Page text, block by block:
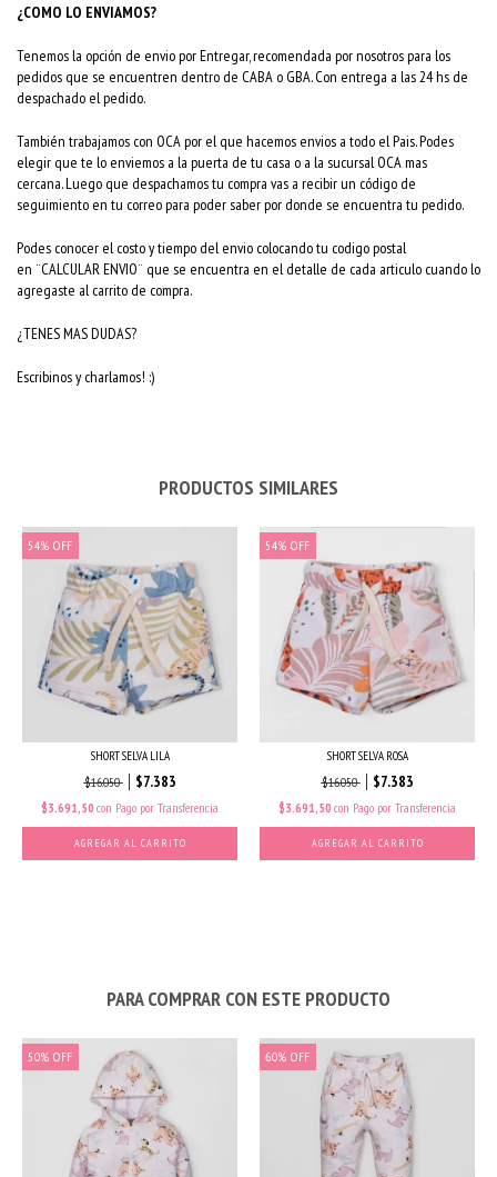
¿COMO LO ENVIAMOS?
Tenemos la opción de envio por Entregar, recomendada por nosotros para los
pedidos que se encuentren dentro de CABA o GBA. Con entrega a las 24 hs de
despachado el pedido.
También trabajamos con OCA por el que hacemos envios a todo el Pais. Podes
elegir que te lo enviemos a la puerta de tu casa o a la sucursal OCA mas
cercana. Luego que despachamos tu compra vas a recibir un código de
seguimiento en tu correo para poder saber por donde se encuentra tu pedido.
Podes conocer el costo y tiempo del envio colocando tu codigo postal
en ¨CALCULAR ENVIO¨ que se encuentra en el detalle de cada articulo cuando lo
agregaste al carrito de compra.
¿TENES MAS DUDAS?
Escribinos y charlamos! :)
PRODUCTOS SIMILARES
54% OFF
SHORT SELVA LILA
$16.050 $7.383
$3.691,50 con Pago por Transferencia
AGREGAR AL CARRITO
54% OFF
SHORT SELVA ROSA
$16.050 $7.383
$3.691,50 con Pago por Transferencia
AGREGAR AL CARRITO
PARA COMPRAR CON ESTE PRODUCTO
50% OFF 60% OFF